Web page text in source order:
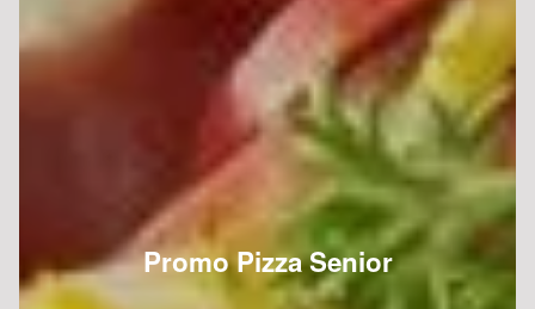
Promo Pizza Senior